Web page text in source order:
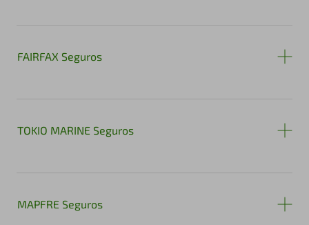
FAIRFAX Seguros
TOKIO MARINE Seguros
MAPFRE Seguros